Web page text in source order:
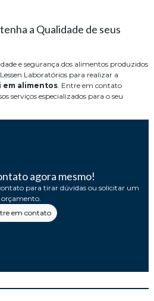
a Qualidade de seus
e segurança dos alimentos produzidos
Laboratórios para realizar a
em alimentos. Entre em contato
serviços especializados para o seu
agora mesmo!
para tirar dúvidas ou solicitar um
orçamento.
em contato